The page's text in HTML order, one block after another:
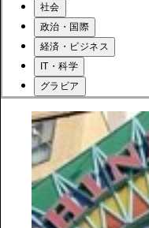
社会
政治・国際
経済・ビジネス
IT・科学
グラビア